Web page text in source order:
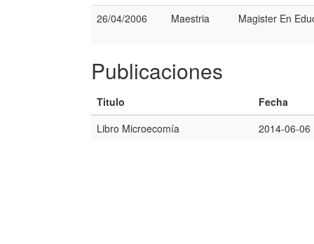
26/04/2006
Maestria Magister En
Publicaciones
Titulo
Fecha
Libro Microecomía
2014-06-06